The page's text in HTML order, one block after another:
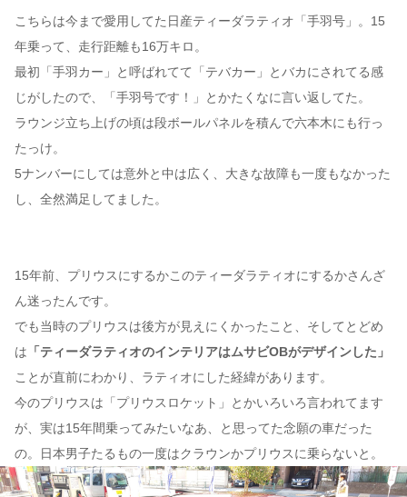
こちらは今まで愛用してた日産ティーダラティオ「手羽号」。15
年乗って、走行距離も16万キロ。
最初「手羽カー」と呼ばれてて「テバカー」とバカにされてる感
じがしたので、「手羽号です！」とかたくなに言い返してた。
ラウンジ立ち上げの頃は段ボールパネルを積んで六本木にも行っ
たっけ。
5ナンバーにしては意外と中は広く、大きな故障も一度もなかった
し、全然満足してました。
15年前、プリウスにするかこのティーダラティオにするかさんざ
ん迷ったんです。
でも当時のプリウスは後方が見えにくかったこと、そしてとどめ
は 「ティーダラティオのインテリアはムサビOBがデザインした」
ことが直前にわかり、ラティオにした経緯があります。
今のプリウスは「プリウスロケット」とかいろいろ言われてます
が、実は15年間乗ってみたいなあ、と思ってた念願の車だった
の。日本男子たるもの一度はクラウンかプリウスに乗らないと。